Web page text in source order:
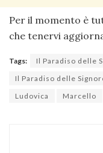
Per il momento è
che tenervi
Tags:
Il Paradiso delle
Il Paradiso delle
Ludovica
Marcello